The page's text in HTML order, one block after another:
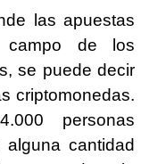
las apuestas
campo de los
se puede decir
criptomonedas.
personas
cantidad